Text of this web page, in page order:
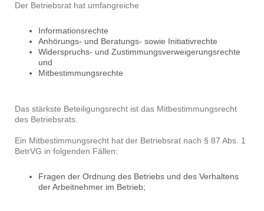
Der Betriebsrat hat umfangreiche
Informationsrechte
Anhörungs- und Beratungs- sowie Initiativrechte
Widerspruchs- und Zustimmungsverweigerungsrechte
und
Mitbestimmungsrechte
Das stärkste Beteiligungsrecht ist das Mitbestimmungsrecht
des Betriebsrats.
Ein Mitbestimmungsrecht hat der Betriebsrat nach § 87 Abs. 1
BetrVG in folgenden Fällen:
Fragen der Ordnung des Betriebs und des Verhaltens
der Arbeitnehmer im Betrieb;